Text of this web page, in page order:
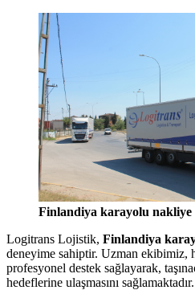
Finlandiya karayolu nakliye
Logitrans Lojistik, Finlandiya
deneyime sahiptir. Uzman ekibimiz,
profesyonel destek sağlayarak,
hedeflerine ulaşmasını sağlamaktadır.